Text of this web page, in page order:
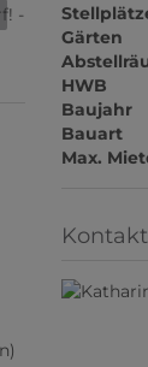
Gärten
HWB
Baujahr
Bauart
Max.